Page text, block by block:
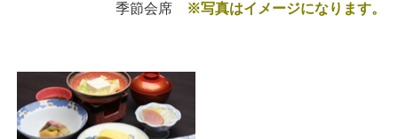
季節会席※写真はイメージになります。